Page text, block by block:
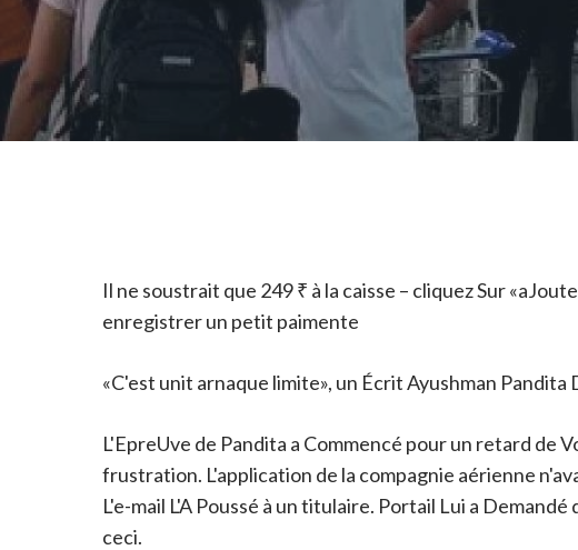
Il ne soustrait que 249 ₹ à la caisse – cliquez Sur
enregistrer un petit paimente
«C'est unit arnaque limite», un Écrit Ayushman Pandita
L'EpreUve de Pandita a Commencé pour un retard de
frustration. L'application de la compagnie aérienne
L'e-mail L'A Poussé à un titulaire. Portail Lui a
ceci.